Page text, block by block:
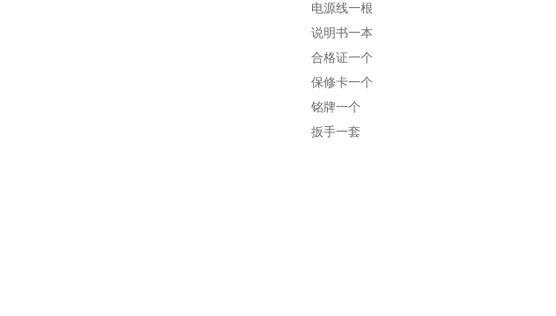
电源线一根
说明书一本
合格证一个
保修卡一个
铭牌一个
扳手一套